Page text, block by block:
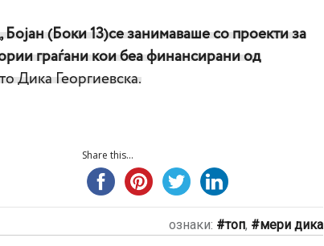
Бојан (Боки 13)се занимаваше со проекти за
граѓани кои беа финансирани од
Дика Георгиевска.
Share this...
ознаки: топ, мери дика